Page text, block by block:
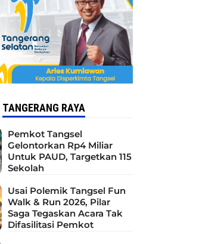
TANGERANG RAYA
Pemkot Tangsel
Gelontorkan Rp4 Miliar
Untuk PAUD, Targetkan 115
Sekolah
Usai Polemik Tangsel Fun
Walk & Run 2026, Pilar
Saga Tegaskan Acara Tak
Difasilitasi Pemkot